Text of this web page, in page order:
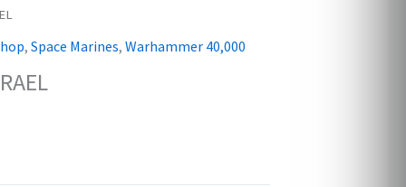
, Space Marines, Warhammer 40,000